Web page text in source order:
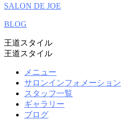
SALON DE JOE
BLOG
王道スタイル
王道スタイル
メニュー
サロンインフォメーション
スタッフ一覧
ギャラリー
ブログ